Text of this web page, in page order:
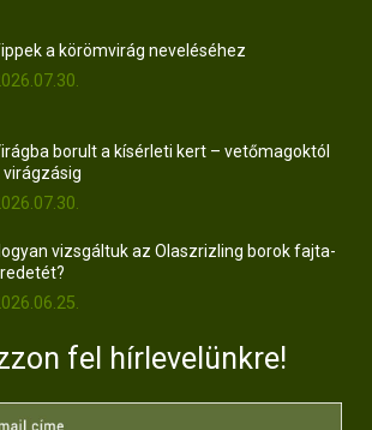
a körömvirág neveléséhez
borult a kísérleti kert – vetőmagoktól
virágzásig
vizsgáltuk az Olaszrizling borok fajta-
fel hírlevelünkre!